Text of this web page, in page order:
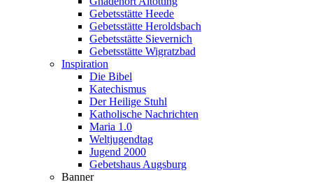
Gebetsstätte Heede
Gebetsstätte Heroldsbach
Gebetsstätte Sievernich
Gebetsstätte Wigratzbad
Inspiration
Die Bibel
Katechismus
Der Heilige Stuhl
Katholische Nachrichten
Maria 1.0
Weltjugendtag
Jugend 2000
Gebetshaus Augsburg
Banner